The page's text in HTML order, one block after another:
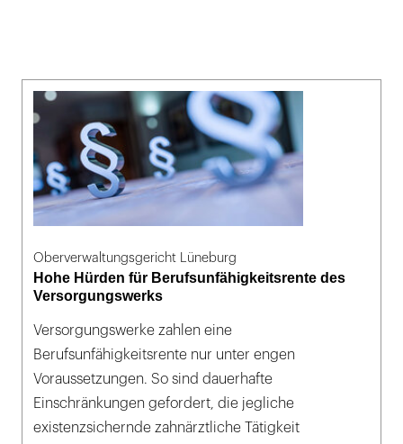
Oberverwaltungsgericht Lüneburg
Hohe Hürden für Berufsunfähigkeitsrente des
Versorgungswerks
Versorgungswerke zahlen eine
Berufsunfähigkeitsrente nur unter engen
Voraussetzungen. So sind dauerhafte
Einschränkungen gefordert, die jegliche
existenzsichernde zahnärztliche Tätigkeit